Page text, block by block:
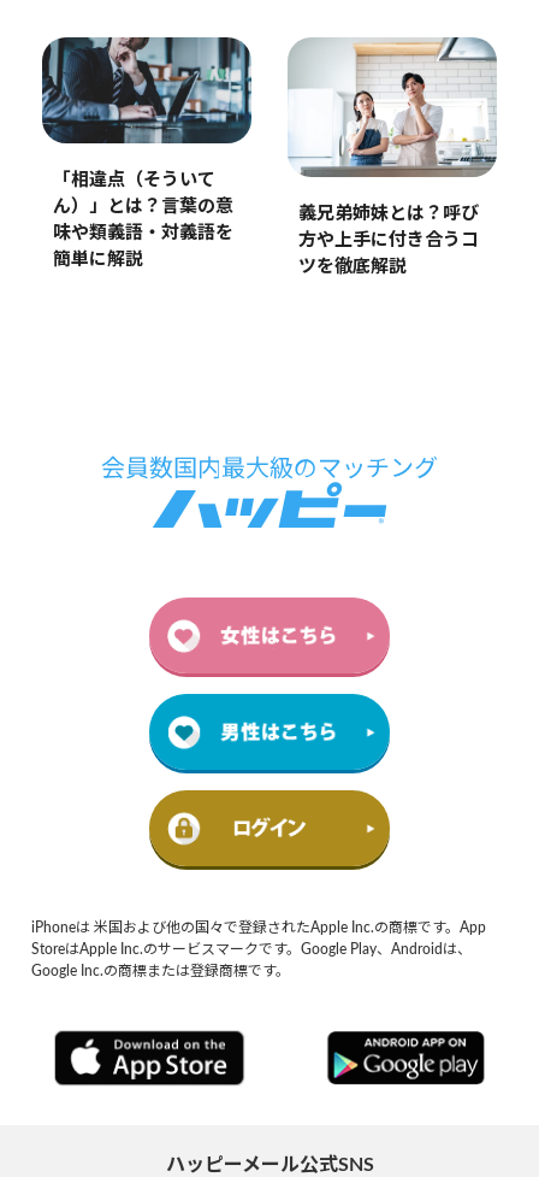
「相違点（そういて
ん）」とは？言葉の意
味や類義語・対義語を
簡単に解説
義兄弟姉妹とは？呼び
方や上手に付き合うコ
ツを徹底解説
iPhoneは 米国および他の国々で登録されたApple Inc.の商標です。App
StoreはApple Inc.のサービスマークです。Google Play、Androidは、
Google Inc.の商標または登録商標です。
ハッピーメール公式SNS